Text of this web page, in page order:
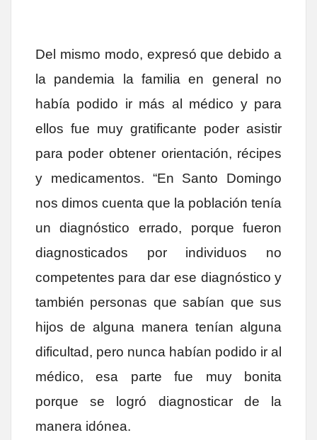
Del mismo modo, expresó que debido a
la pandemia la familia en general no
había podido ir más al médico y para
ellos fue muy gratificante poder asistir
para poder obtener orientación, récipes
y medicamentos. “En Santo Domingo
nos dimos cuenta que la población tenía
un diagnóstico errado, porque fueron
diagnosticados por individuos no
competentes para dar ese diagnóstico y
también personas que sabían que sus
hijos de alguna manera tenían alguna
dificultad, pero nunca habían podido ir al
médico, esa parte fue muy bonita
porque se logró diagnosticar de la
manera idónea.